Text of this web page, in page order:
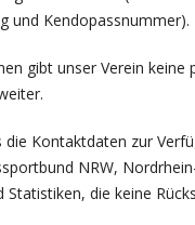
und Kendopassnummer).
gibt unser Verein
Kontaktdaten zur
NRW,
die keine